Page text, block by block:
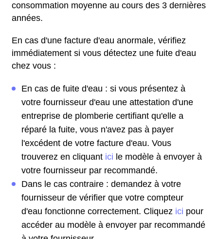
consommation moyenne au cours des 3 dernières
années.
En cas d'une facture d'eau anormale, vérifiez
immédiatement si vous détectez une fuite d'eau
chez vous :
En cas de fuite d'eau : si vous présentez à
votre fournisseur d'eau une attestation d'une
entreprise de plomberie certifiant qu'elle a
réparé la fuite, vous n'avez pas à payer
l'excédent de votre facture d'eau. Vous
trouverez en cliquant ici le modèle à envoyer à
votre fournisseur par recommandé.
Dans le cas contraire : demandez à votre
fournisseur de vérifier que votre compteur
d'eau fonctionne correctement. Cliquez ici pour
accéder au modèle à envoyer par recommandé